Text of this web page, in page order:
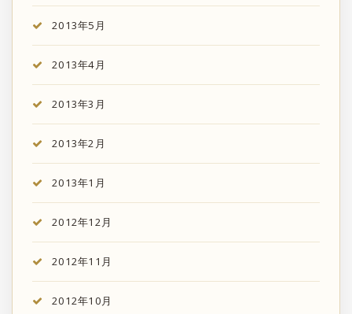
2013年5月
2013年4月
2013年3月
2013年2月
2013年1月
2012年12月
2012年11月
2012年10月